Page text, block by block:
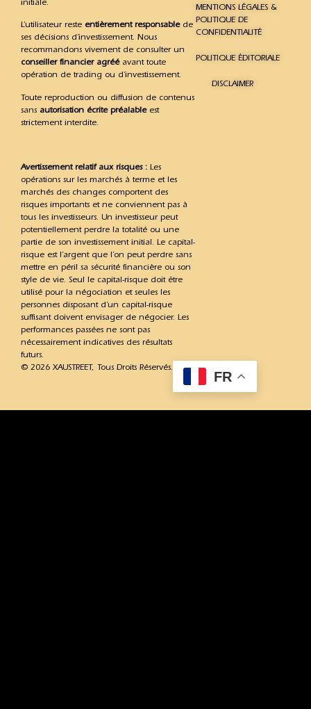
L’utilisateur reste entièrement responsablede
ses décisions d’investissement. Nous
recommandons vivement de consulter un
conseiller financier agrééavant toute
opération de trading ou d’investissement.
Toute reproduction ou diffusion de contenus
sans autorisation écrite préalableest
strictement interdite.
Avertissement relatif aux risques : Les
opérations sur les marchés à terme et les
marchés des changes comportent des
risques importants et ne conviennent pas à
tous les investisseurs. Un investisseur peut
potentiellement perdre la totalité ou une
partie de son investissement initial. Le capital-
risque est l’argent que l’on peut perdre sans
mettre en péril sa sécurité financière ou son
style de vie. Seul le capital-risque doit être
utilisé pour la négociation et seules les
personnes disposant d’un capital-risque
suffisant doivent envisager de négocier. Les
performances passées ne sont pas
nécessairement indicatives des résultats
futurs.
MENTIONS LÉGALES &
POLITIQUE DE
CONFIDENTIALITÉ
POLITIQUE ÉDITORIALE
DISCLAIMER
© 2026 XAUSTREET, Tous Droits Réservés.
FR